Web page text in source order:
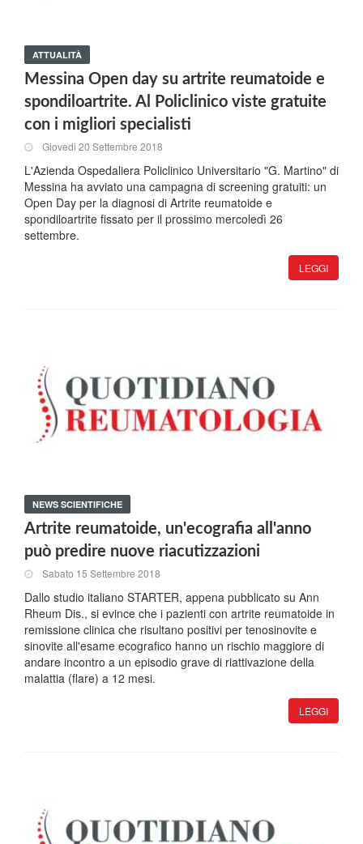
ATTUALITÀ
Messina Open day su artrite reumatoide e
spondiloartrite. Al Policlinico viste gratuite
con i migliori specialisti
Giovedi 20 Settembre 2018
L'Azienda Ospedaliera Policlinico Universitario "G. Martino" di
Messina ha avviato una campagna di screening gratuiti: un
Open Day per la diagnosi di Artrite reumatoide e
spondiloartrite fissato per il prossimo mercoledì 26
settembre.
LEGGI
NEWS SCIENTIFICHE
Artrite reumatoide, un'ecografia all'anno
può predire nuove riacutizzazioni
Sabato 15 Settembre 2018
Dallo studio italiano STARTER, appena pubblicato su Ann
Rheum Dis., si evince che i pazienti con artrite reumatoide in
remissione clinica che risultano positivi per tenosinovite e
sinovite all'esame ecografico hanno un rischio maggiore di
andare incontro a un episodio grave di riattivazione della
malattia (flare) a 12 mesi.
LEGGI